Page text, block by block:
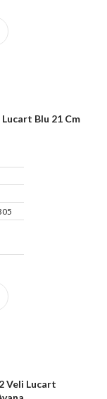
Blu 21 Cm
Veli Lucart